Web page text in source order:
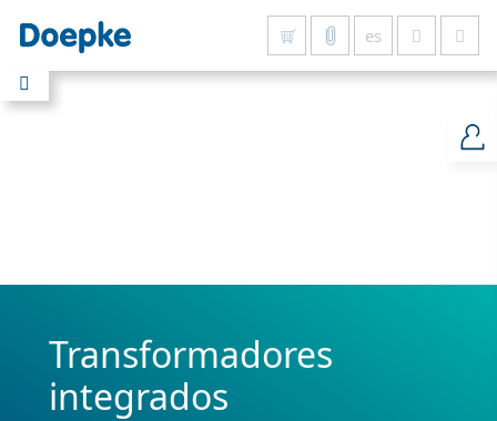
es
Transformadores
integrados